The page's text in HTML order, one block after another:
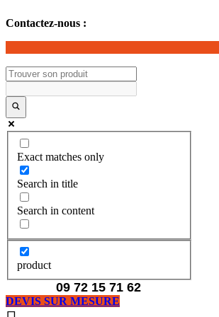
au
Contactez-nous :
Exact matches only
Search in title
Search in content
product
09 72 15 71 62
DEVIS SUR MESURE